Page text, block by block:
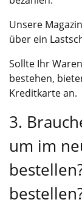
Unsere
über ein
Sollte Ihr
bestehen,
Kreditkarte an.
3.
um im